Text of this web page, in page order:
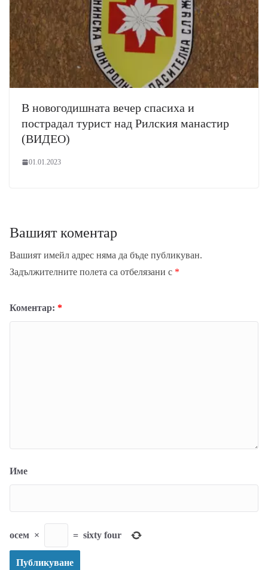
В новогодишната вечер спасиха и
пострадал турист над Рилския манастир
(ВИДЕО)
01.01.2023
Вашият коментар
Вашият имейл адрес няма да бъде публикуван.
Задължителните полета са отбелязани с *
Коментар: *
Име
осем × = sixty four